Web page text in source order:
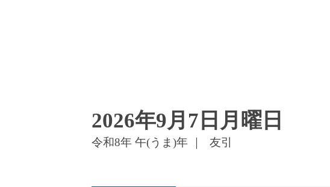
2026年9月7日 月曜日
令和8年 午(うま)年 ｜ 友引